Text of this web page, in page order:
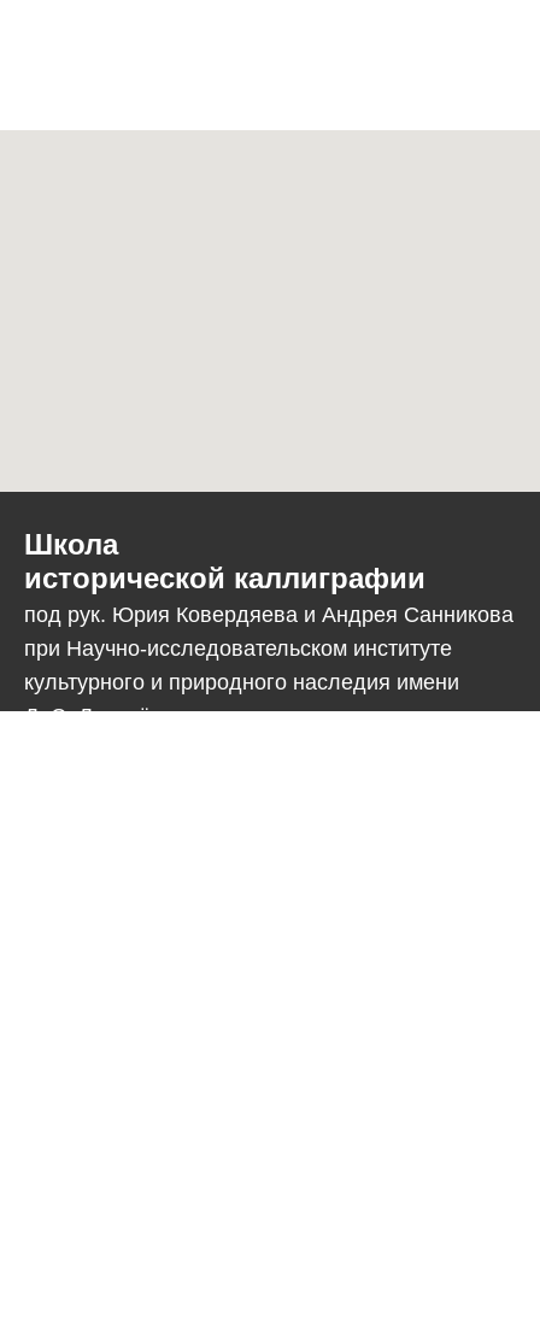
Школа
исторической каллиграфии
под рук. Юрия Ковердяева и Андрея Санникова
при Научно-исследовательском институте
культурного и природного наследия имени
Д. С. Лихачёва.